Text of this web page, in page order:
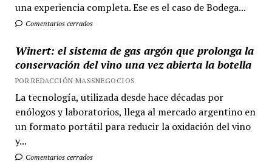
una experiencia completa. Ese es el caso de Bodega...
Comentarios cerrados
Winert: el sistema de gas argón que prolonga la
conservación del vino una vez abierta la botella
POR REDACCIÓN MASSNEGOCIOS
La tecnología, utilizada desde hace décadas por
enólogos y laboratorios, llega al mercado argentino en
un formato portátil para reducir la oxidación del vino
y...
Comentarios cerrados